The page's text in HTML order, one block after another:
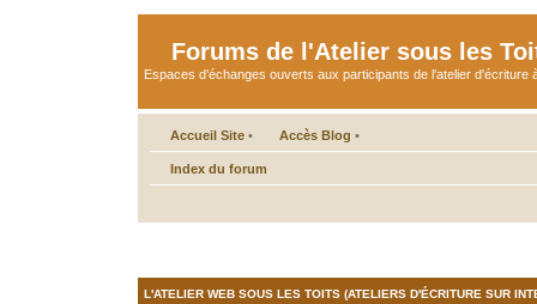
Forums de l'Atelier sous les
Espaces d'échanges ouverts aux participants de l'atelier d'écriture
Accueil Site • Accès Blog •
Index du forum
L'ATELIER WEB SOUS LES TOITS (ATELIERS D'ÉCRITURE SUR